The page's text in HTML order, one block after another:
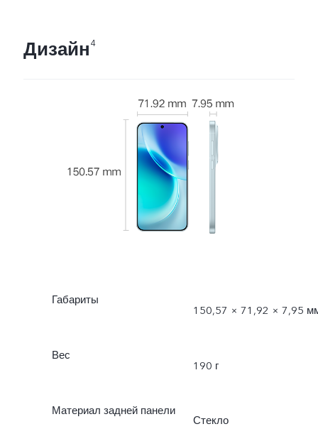
Дизайн4
Габариты
150,57 × 71,92 × 7,95
Вес
190 г
Материал задней панели
Стекло